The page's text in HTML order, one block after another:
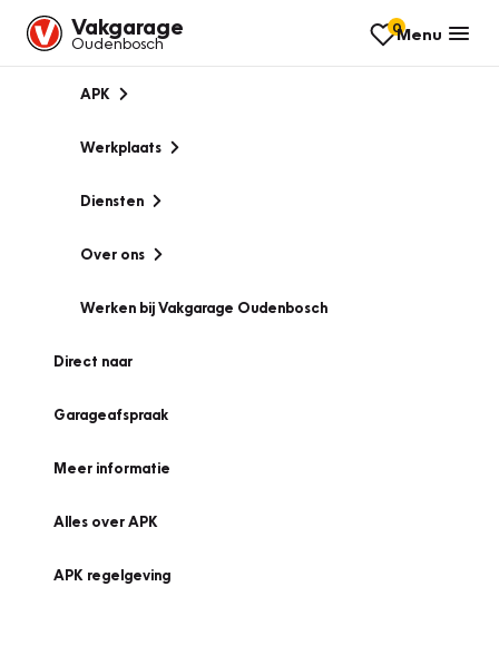
Vakgarage
Oudenbosch
0Menu
APK
Werkplaats
Diensten
Over ons
Werken bij Vakgarage Oudenbosch
Direct naar
Garageafspraak
Meer informatie
Alles over APK
APK regelgeving